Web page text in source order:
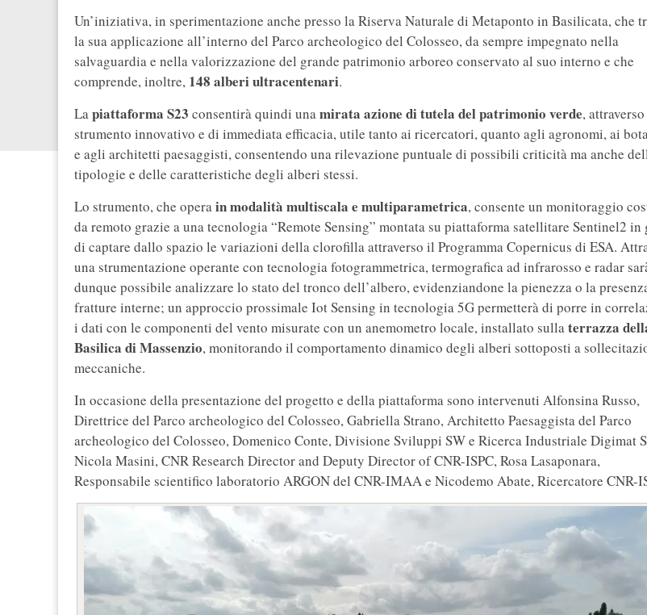
Un’iniziativa, in sperimentazione anche presso la Riserva Naturale di Metaponto in Basilicata, che
la sua applicazione all’interno del Parco archeologico del Colosseo, da sempre impegnato nella
salvaguardia e nella valorizzazione del grande patrimonio arboreo conservato al suo interno e che
comprende, inoltre, 148 alberi ultracentenari.
Lapiattaforma S23 consentirà quindi unamirata azione di tutela del patrimonio verde,
strumento innovativo e di immediata efficacia, utile tanto ai ricercatori, quanto agli agronomi, ai
e agli architetti paesaggisti, consentendo una rilevazione puntuale di possibili criticità ma anche
tipologie e delle caratteristiche degli alberi stessi.
Lo strumento, che operain modalità multiscala e multiparametrica, consente un monitoraggio
da remoto grazie a una tecnologia “Remote Sensing” montata su piattaforma satellitare Sentinel2 in
di captare dallo spazio le variazioni della clorofilla attraverso il Programma Copernicus di ESA.
una strumentazione operante con tecnologia fotogrammetrica, termografica ad infrarosso e radar
dunque possibile analizzare lo stato del tronco dell’albero, evidenziandone la pienezza o la
fratture interne; un approccio prossimale Iot Sensing in tecnologia 5G permetterà di porre in
i dati con le componenti del vento misurate con un anemometro locale, installato sullaterrazza
Basilica di Massenzio, monitorando il comportamento dinamico degli alberi sottoposti a
meccaniche.
In occasione della presentazione del progetto e della piattaforma sono intervenuti Alfonsina Russo,
Direttrice del Parco archeologico del Colosseo, Gabriella Strano, Architetto Paesaggista del Parco
archeologico del Colosseo, Domenico Conte, Divisione Sviluppi SW e Ricerca Industriale Digimat
Nicola Masini, CNR Research Director and Deputy Director of CNR-ISPC, Rosa Lasaponara,
Responsabile scientifico laboratorio ARGON del CNR-IMAA e Nicodemo Abate, Ricercatore CNR-